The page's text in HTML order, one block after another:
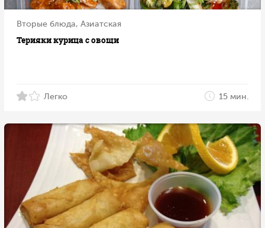
Вторые блюда, Азиатская
Терияки курица с овощи
Легко 15 мин.